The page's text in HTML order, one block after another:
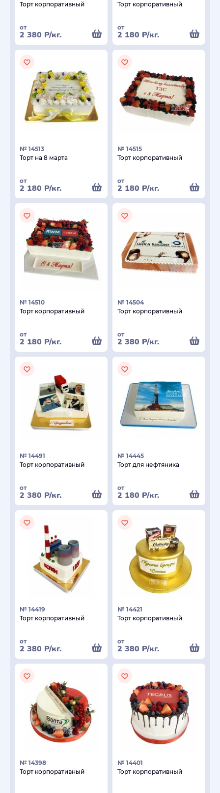
Торт корпоративный
от
2 380 Р/кг.
Торт корпоративный
от
2 180 Р/кг.
№ 14513
Торт на 8 марта
от
2 180 Р/кг.
№ 14515
Торт корпоративный
от
2 180 Р/кг.
№ 14510
Торт корпоративный
от
2 180 Р/кг.
№ 14504
Торт корпоративный
от
2 380 Р/кг.
№ 14491
Торт корпоративный
от
2 380 Р/кг.
№ 14445
Торт для нефтяника
от
2 180 Р/кг.
№ 14419
Торт корпоративный
от
2 380 Р/кг.
№ 14421
Торт корпоративный
от
2 380 Р/кг.
№ 14398
Торт корпоративный
№ 14401
Торт корпоративный